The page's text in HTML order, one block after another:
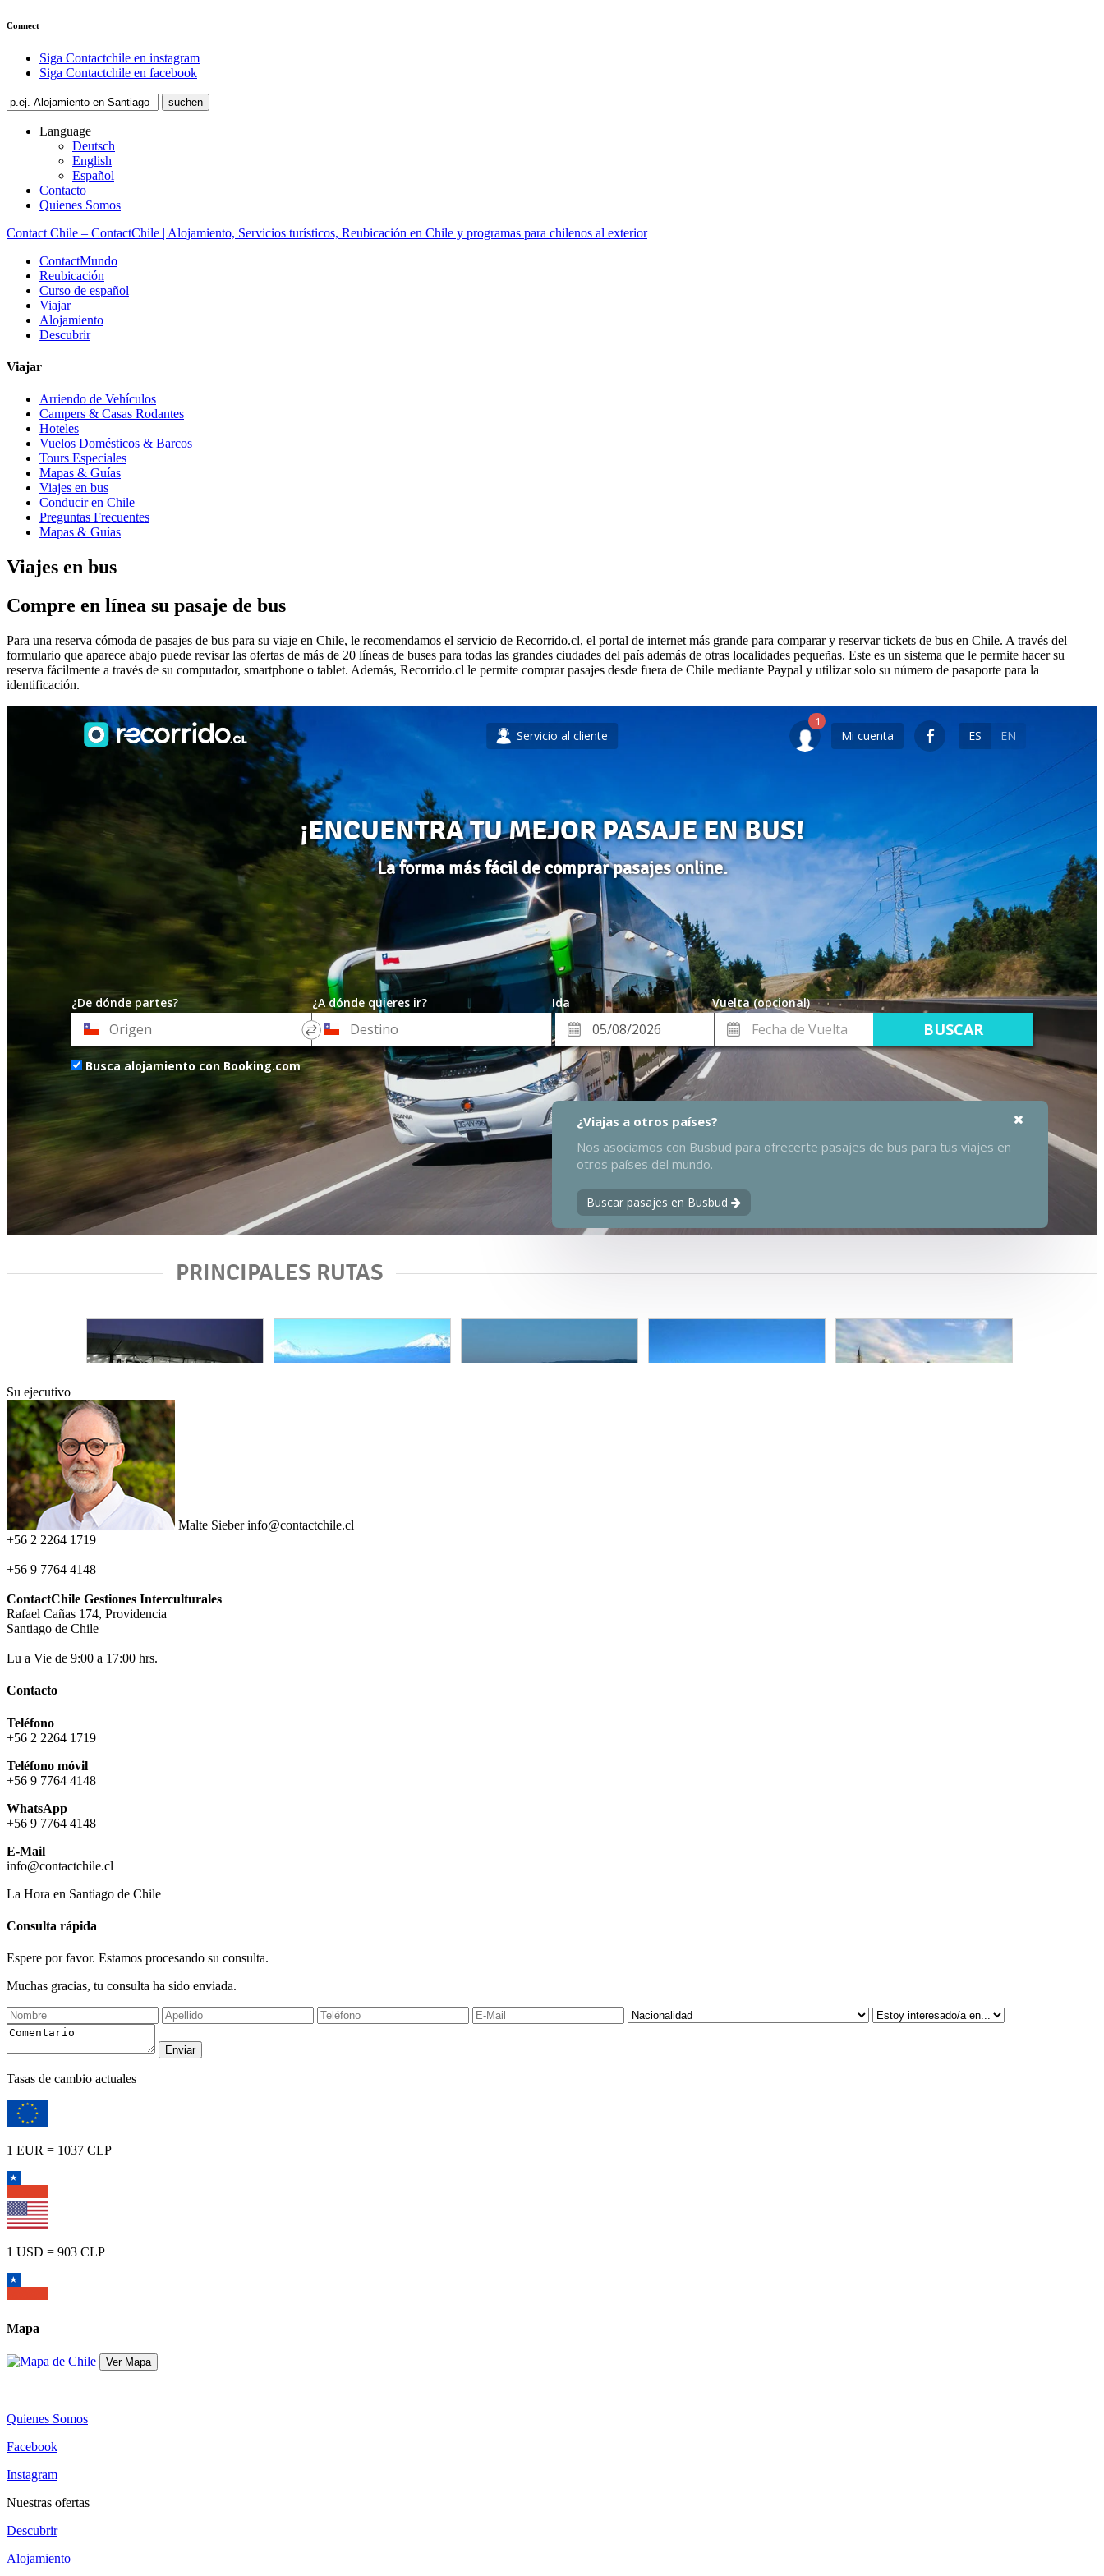
Connect
Siga Contactchile en instagram
Siga Contactchile en facebook
Language
Deutsch
English
Español
Contacto
Quienes Somos
Contact Chile – ContactChile | Alojamiento, Servicios turísticos, Reubicación en Chile y programas para chilenos al exterior
ContactMundo
Reubicación
Curso de español
Viajar
Alojamiento
Descubrir
Viajar
Arriendo de Vehículos
Campers & Casas Rodantes
Hoteles
Vuelos Domésticos & Barcos
Tours Especiales
Mapas & Guías
Viajes en bus
Conducir en Chile
Preguntas Frecuentes
Mapas & Guías
Viajes en bus
Compre en línea su pasaje de bus
Para una reserva cómoda de pasajes de bus para su viaje en Chile, le recomendamos el servicio de Recorrido.cl, el portal de internet más grande para comparar y reservar tickets de bus en Chile. A través del
formulario que aparece abajo puede revisar las ofertas de más de 20 líneas de buses para todas las grandes ciudades del país además de otras localidades pequeñas. Este es un sistema que le permite hacer su
reserva fácilmente a través de su computador, smartphone o tablet. Además, Recorrido.cl le permite comprar pasajes desde fuera de Chile mediante Paypal y utilizar solo su número de pasaporte para la
identificación.
Su ejecutivo
Malte Sieber info@contactchile.cl
+56 2 2264 1719
+56 9 7764 4148
ContactChile Gestiones Interculturales
Rafael Cañas 174, Providencia
Santiago de Chile
Lu a Vie de 9:00 a 17:00 hrs.
Contacto
Teléfono
+56 2 2264 1719
Teléfono móvil
+56 9 7764 4148
WhatsApp
+56 9 7764 4148
E-Mail
info@contactchile.cl
La Hora en Santiago de Chile
Consulta rápida
Espere por favor. Estamos procesando su consulta.
Muchas gracias, tu consulta ha sido enviada.
Tasas de cambio actuales
1 EUR = 1037 CLP
1 USD = 903 CLP
Mapa
Quienes Somos
Facebook
Instagram
Nuestras ofertas
Descubrir
Alojamiento